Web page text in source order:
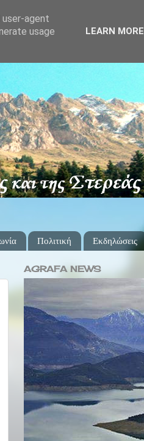
Πολιτική Εκδηλώσεις
AGRAFA NEWS
agent
usage
LEARN MORE